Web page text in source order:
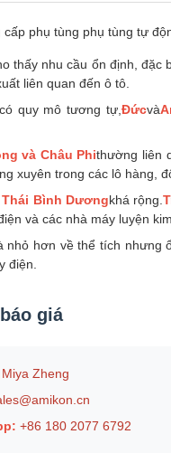
cấp phụ tùng phụ tùng tự
thấy nhu cầu ổn định, đặc
liên quan đến ô tô.
có quy mô tương tự,Đứcvà
và Châu Phithường liên
xuyên trong các lô hàng,
Thái Bình Dươngkhá rộng.
và các nhà máy luyện kim.
nhỏ hơn về thể tích nhưng
điện.
giá
Miya Zheng
+86 180 2077 6792